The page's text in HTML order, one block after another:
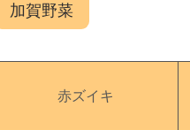
加賀野菜
赤ズイキ